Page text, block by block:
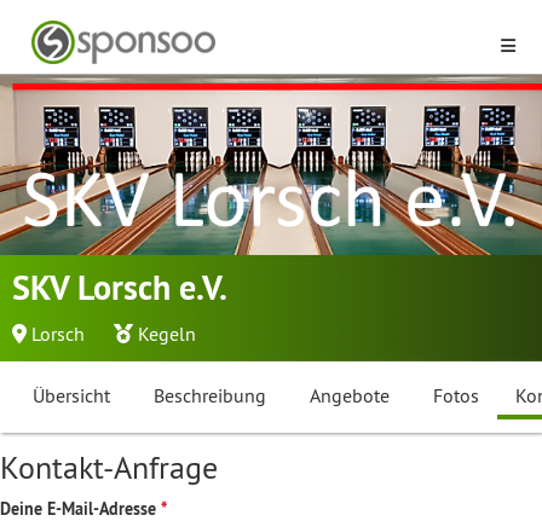
SKV Lorsch e.V.
Lorsch Kegeln
Übersicht Beschreibung Angebote Fotos
Kontakt-Anfrage
Deine E-Mail-Adresse